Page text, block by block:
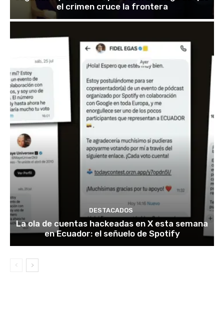
el crimen cruce la frontera
DESTACADOS
La ola de cuentas hackeadas en X esta semana
en Ecuador: el señuelo de Spotify